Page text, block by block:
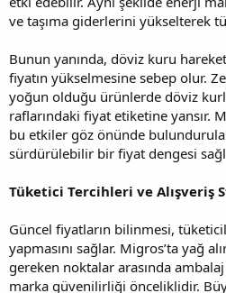
ve taşıma giderlerini yükselterek
Bunun yanında, döviz kuru
fiyatın yükselmesine sebep olur.
yoğun olduğu ürünlerde döviz
raflarındaki fiyat etiketine yansır.
bu etkiler göz önünde
sürdürülebilir bir fiyat dengesi
Tüketici Tercihleri ve Alışveriş
Güncel fiyatların bilinmesi,
yapmasını sağlar. Migros’ta yağ
gereken noktalar arasında
marka güvenilirliği önceliklidir.